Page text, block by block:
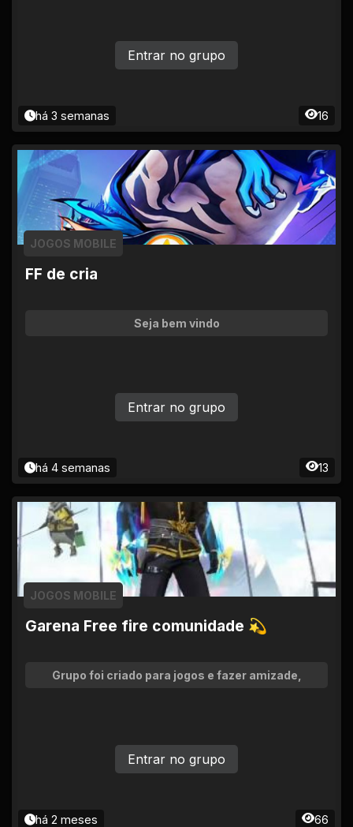
e. Problema? Chama um adm no privado. *Bons jog
os e aproveita a comunidade! 🕹️✨*
há 3 semanas 16
Entrar no grupo
FF de cria
JOGOS MOBILE
Seja bem vindo
há 4 semanas 13
Entrar no grupo
Garena Free fire comunidade 💫
JOGOS MOBILE
Grupo foi criado para jogos e fazer amizade,
há 2 meses 66
Entrar no grupo